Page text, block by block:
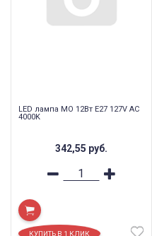
LED лампа МО 12Вт Е27 127V AC
4000K
342,55 руб.